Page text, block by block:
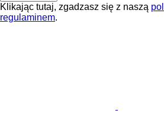
Klikając tutaj, zgadzasz się z naszą
regulaminem.